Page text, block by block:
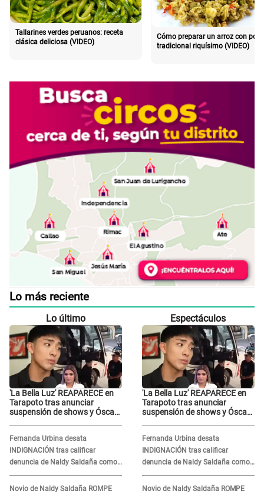
Tallarines verdes peruanos: receta
clásica deliciosa (VIDEO)
Cómo preparar un arroz con pollo
tradicional riquísimo (VIDEO)
Lo más reciente
Lo último
'La Bella Luz' REAPARECE en
Tarapoto tras anunciar
suspensión de shows y Óscar
Fernanda Urbina desata
INDIGNACIÓN tras calificar
denuncia de Naldy Saldaña como
'acto bochornoso': "No es justo
atacar a otra mujer"
Novio de Naldy Saldaña ROMPE
Espectáculos
'La Bella Luz' REAPARECE en
Tarapoto tras anunciar
suspensión de shows y Óscar
Fernanda Urbina desata
INDIGNACIÓN tras calificar
denuncia de Naldy Saldaña como
'acto bochornoso': "No es justo
atacar a otra mujer"
Novio de Naldy Saldaña ROMPE